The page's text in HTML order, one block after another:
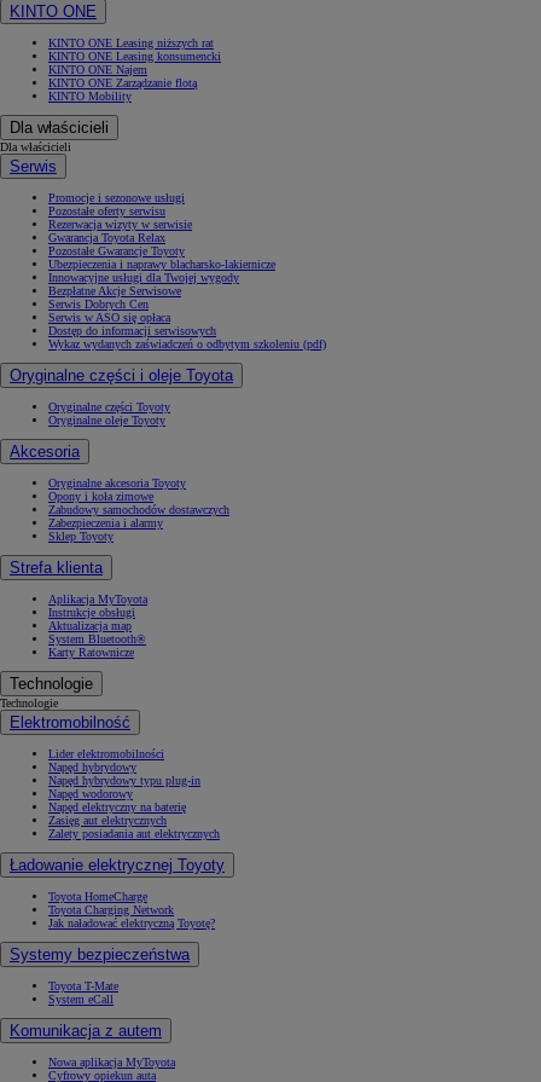
KINTO ONE
KINTO ONE Leasing niższych rat
KINTO ONE Leasing konsumencki
KINTO ONE Najem
KINTO ONE Zarządzanie flotą
KINTO Mobility
Dla właścicieli
Dla właścicieli
Serwis
Promocje i sezonowe usługi
Pozostałe oferty serwisu
Rezerwacja wizyty w serwisie
Gwarancja Toyota Relax
Pozostałe Gwarancje Toyoty
Ubezpieczenia i naprawy blacharsko-lakiernicze
Innowacyjne usługi dla Twojej wygody
Bezpłatne Akcje Serwisowe
Serwis Dobrych Cen
Serwis w ASO się opłaca
Dostęp do informacji serwisowych
Wykaz wydanych zaświadczeń o odbytym szkoleniu (pdf)
Oryginalne części i oleje Toyota
Oryginalne części Toyoty
Oryginalne oleje Toyoty
Akcesoria
Oryginalne akcesoria Toyoty
Opony i koła zimowe
Zabudowy samochodów dostawczych
Zabezpieczenia i alarmy
Sklep Toyoty
Strefa klienta
Aplikacja MyToyota
Instrukcje obsługi
Aktualizacja map
System Bluetooth®
Karty Ratownicze
Technologie
Technologie
Elektromobilność
Lider elektromobilności
Napęd hybrydowy
Napęd hybrydowy typu plug-in
Napęd wodorowy
Napęd elektryczny na baterię
Zasięg aut elektrycznych
Zalety posiadania aut elektrycznych
Ładowanie elektrycznej Toyoty
Toyota HomeCharge
Toyota Charging Network
Jak naładować elektryczną Toyotę?
Systemy bezpieczeństwa
Toyota T-Mate
System eCall
Komunikacja z autem
Nowa aplikacja MyToyota
Cyfrowy opiekun auta